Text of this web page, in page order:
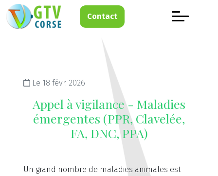
Contact
Le 18 févr. 2026
Appel à vigilance - Maladies
émergentes (PPR, Clavelée,
FA, DNC, PPA)
Un grand nombre de maladies animales est